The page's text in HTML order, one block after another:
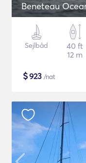
Beneteau
Sejlbåd
40 ft
12 m
$923 /nat